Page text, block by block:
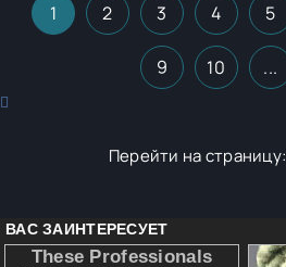
1 2 3 4 5
9 10 ...
Перейти на страницу: